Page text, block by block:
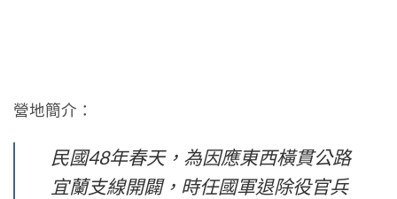
營地簡介：
民國48年春天，為因應東西橫貫公路
宜蘭支線開闢，時任國軍退除役官兵